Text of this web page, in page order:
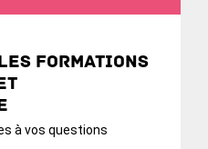
formations
à vos questions